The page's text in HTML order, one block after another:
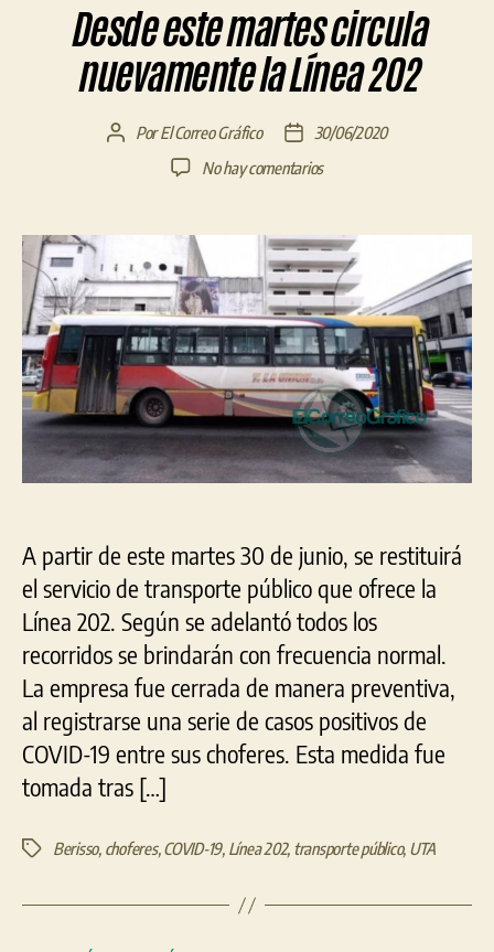
Desde este martes circula
nuevamente la Línea 202
AutorPorEl Correo Gráfico
Fecha
de
30/06/2020
No hay comentariosen
martes
circula
nuevamente
la
Línea
202
A partir de este martes 30 de junio, se restituirá
el servicio de transporte público que ofrece la
Línea 202. Según se adelantó todos los
recorridos se brindarán con frecuencia normal.
La empresa fue cerrada de manera preventiva,
al registrarse una serie de casos positivos de
COVID-19 entre sus choferes. Esta medida fue
tomada tras […]
Etiquetas
Berisso, choferes,COVID-19, Línea 202, transporte público, UTA